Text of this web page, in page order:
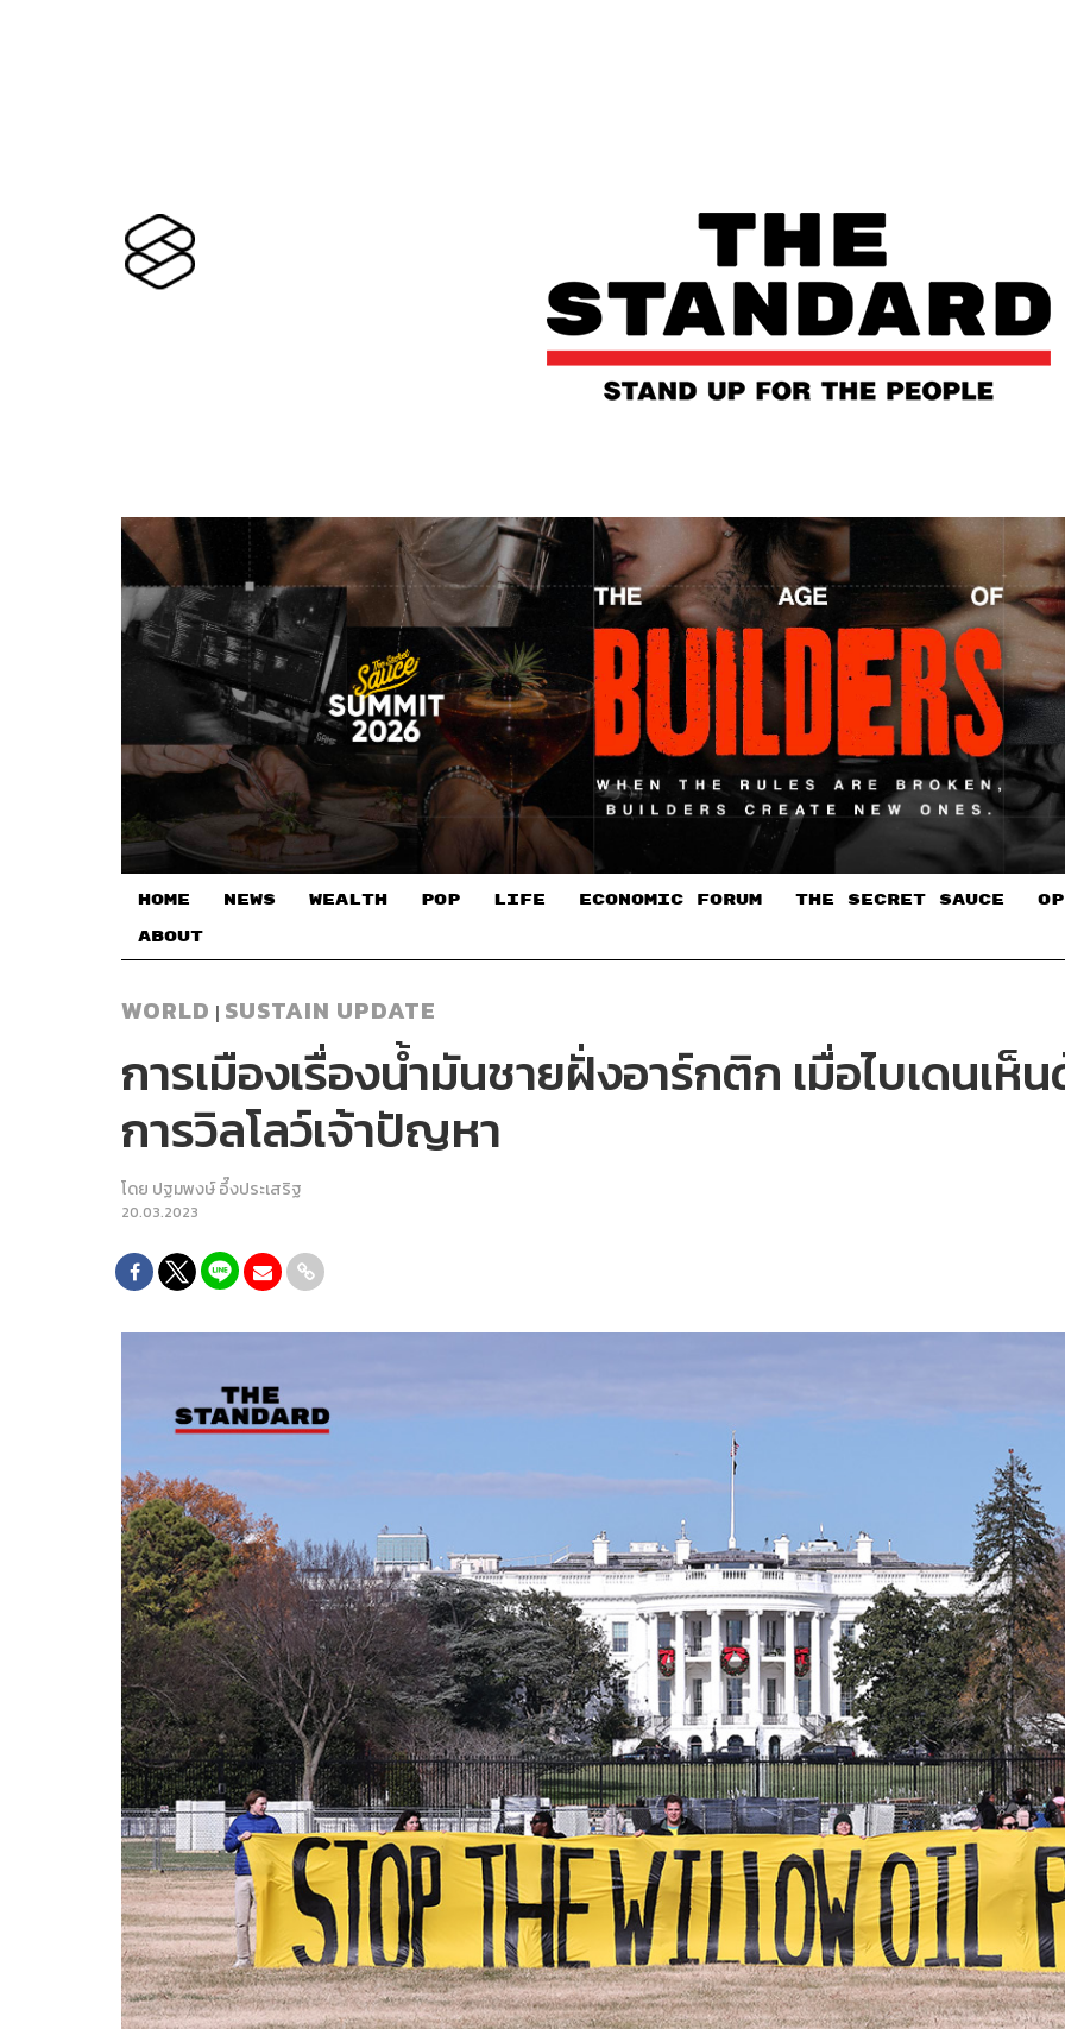
HOME NEWS WEALTH POP LIFE ECONOMIC FORUM THE SECRET SAUCE​
ABOUT
WORLD | SUSTAIN UPDATE
การเมืองเรื่องน้ำมันชายฝั่งอาร์กติก เมื่อไบเดนเห็
การวิลโลว์เจ้าปัญหา
โดย ปฐมพงษ์ อึ๊งประเสริฐ
20.03.2023